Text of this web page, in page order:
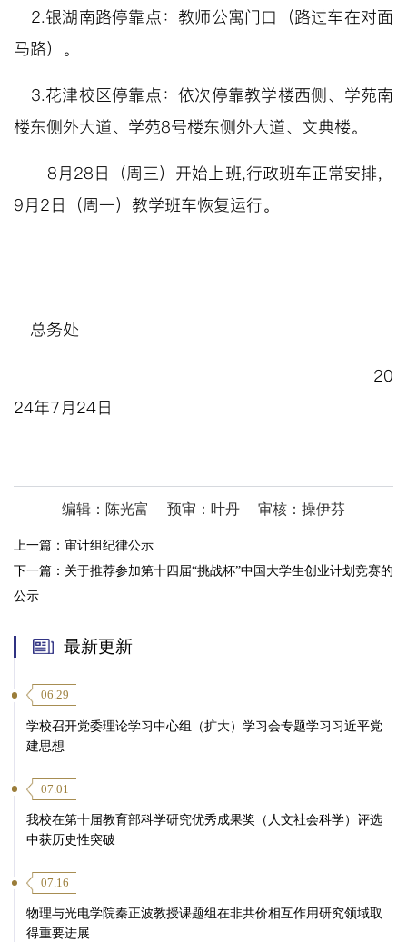
2.银湖南路停靠点：教师公寓门口（路过车在对面
马路）。
3.花津校区停靠点：依次停靠教学楼西侧、学苑南
楼东侧外大道、学苑8号楼东侧外大道、文典楼。
8月28日（周三）开始上班,行政班车正常安排，
9月2日（周一）教学班车恢复运行。
总务处
20
24年7月 24日
编辑：陈光富 预审：叶丹 审核：操伊芬
上一篇： 审计组纪律公示
下一篇： 关于推荐参加第十四届“挑战杯”中国大学生创业计划竞赛的
公示
最新更新
06.29
学校召开党委理论学习中心组（扩大）学习会专题学习习近平党
建思想
07.01
我校在第十届教育部科学研究优秀成果奖（人文社会科学）评选
中获历史性突破
07.16
物理与光电学院秦正波教授课题组在非共价相互作用研究领域取
得重要进展